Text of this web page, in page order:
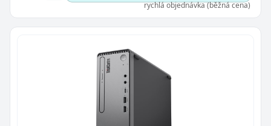
rychlá objednávka (běžná cena)